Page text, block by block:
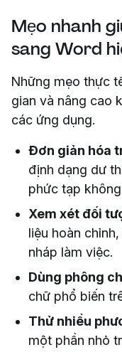
Mẹo nhanh
sang Word
Những mẹo thực
gian và nâng cao
các ứng dụng.
Đơn giản hóa
định dạng dư
phức tạp
Xem xét đối
liệu hoàn
nháp làm việc.
Dùng phông
chữ phổ biến
Thử nhiều
một phần nhỏ